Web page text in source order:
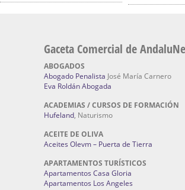
Gaceta Comercial de
ABOGADOS
Abogado Penalista José María Carnero
Eva Roldán Abogada
ACADEMIAS / CURSOS DE FORMACIÓN
Hufeland, Naturismo
ACEITE DE OLIVA
Aceites Olevm – Puerta de Tierra
APARTAMENTOS TURÍSTICOS
Apartamentos Casa Gloria
Apartamentos Los Angeles